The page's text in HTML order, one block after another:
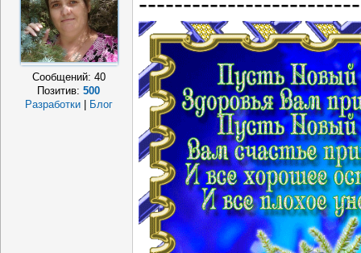
Сообщений: 40
Позитив:500
Разработки | Блог